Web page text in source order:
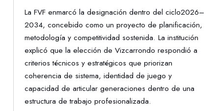
La FVF enmarcó la designación dentro del ciclo2026–
2034, concebido como un proyecto de planificación,
metodología y competitividad sostenida. La institución
explicó que la elección de Vizcarrondo respondió a
criterios técnicos y estratégicos que priorizan
coherencia de sistema, identidad de juego y
capacidad de articular generaciones dentro de una
estructura de trabajo profesionalizada.